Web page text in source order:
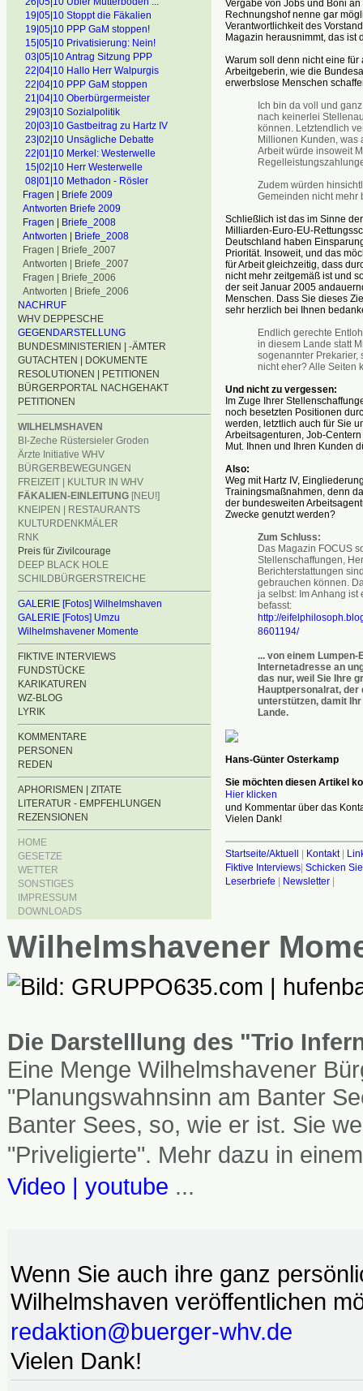
19|05|10 Stoppt die Fäkalien
19|05|10 PPP GaM stoppen!
15|05|10 Privatisierung: Nein!
03|05|10 Antrag Sitzung PPP
22|04|10 Hallo Herr Walpurgis
22|04|10 PPP GaM stoppen
21|04|10 Oberbürgermeister
29|03|10 Sozialpolitik
20|03|10 Gastbeitrag zu Hartz IV
23|02|10 Unsägliche Debatte
22|01|10 Merkel: Westerwelle
15|02|10 Herr Westerwelle
08|01|10 Methadon - Rösler
Fragen | Briefe 2009
Antworten Briefe 2009
Fragen | Briefe_2008
Antworten | Briefe_2008
Fragen | Briefe_2007
Antworten | Briefe_2007
Fragen | Briefe_2006
Antworten | Briefe_2006
NACHRUF
WHV DEPPESCHE
GEGENDARSTELLUNG
BUNDESMINISTERIEN | -ÄMTER
GUTACHTEN | DOKUMENTE
RESOLUTIONEN | PETITIONEN
BÜRGERPORTAL NACHGEHAKT
PETITIONEN
WILHELMSHAVEN
BI-Zeche Rüstersieler Groden
Ärzte Initiative WHV
BÜRGERBEWEGUNGEN
FREIZEIT | KULTUR IN WHV
FÄKALIEN-EINLEITUNG [NEU!]
KNEIPEN | RESTAURANTS
KULTURDENKMÄLER
RNK
Preis für Zivilcourage
DEEP BLACK HOLE
SCHILDBÜRGERSTREICHE
GALERIE [Fotos] Wilhelmshaven
GALERIE [Fotos] Umzu
Wilhelmshavener Momente
FIKTIVE INTERVIEWS
FUNDSTÜCKE
KARIKATUREN
WZ-BLOG
LYRIK
KOMMENTARE
PERSONEN
REDEN
APHORISMEN | ZITATE
LITERATUR - EMPFEHLUNGEN
REZENSIONEN
HOME
GESETZE
WETTER
SONSTIGES
IMPRESSUM
DOWNLOADS
Vergabe von Jobs und Boni
Rechnungshof nenne gar
Verantwortlichkeit des
Magazin herausnimmt, das ist
Warum soll denn nicht eine
Arbeitgeberin, wie die
erwerbslose Menschen
Ich bin da voll und
nach keinerlei
können. Letztendlich
Millionen Kunden, was
Arbeit würde insoweit
Zudem würden
Gemeinden nicht mehr
Schließlich ist das im Sinne
Milliarden-Euro-EU-
Deutschland haben
Priorität. Insoweit, und das
für Arbeit gleichzeitig, dass
nicht mehr zeitgemäß ist und
der seit Januar 2005
Menschen. Dass Sie dieses
sehr herzlich bei Ihnen
Endlich gerechte
in diesem Lande statt
sogenannter Prekarier,
nicht eher? Alle Seiten
Und nicht zu vergessen:
Im Zuge Ihrer
noch besetzten Positionen
werden, letztlich auch für Sie
Arbeitsagenturen, Job-
Mut. Ihnen und Ihren Kunden
Also:
Weg mit Hartz IV,
Trainingsmaßnahmen, denn
der bundesweiten
Zwecke genutzt werden?
Zum Schluss:
Das Magazin FOCUS
Stellenschaffungen,
Berichterstattungen
gebrauchen können.
ja selbst: Im Anhang ist
befasst:
http://
8601194/
... von einem
Internetadresse an
das nur, weil Sie Ihre
Hauptpersonalrat, der
unterstützen, damit
Lande.
Hans-Günter Osterkamp
Sie möchten diesen Artikel
Hier klicken
und Kommentar über das
Vielen Dank!
Startseite/Aktuell | Kontakt|
Fiktive Interviews| Schicken
Leserbriefe | Newsletter|
Wilhelmshavener
Die Darstelllung des "Trio
Eine Menge Wilhelmshavener
"Planungswahnsinn am Banter
Banter Sees, so, wie er ist. Sie
"Priveligierte". Mehr dazu in
Video | youtube ...
Wenn Sie auch ihre ganz
Wilhelmshaven veröffentlichen
redaktion@buerger-whv.de
Vielen Dank!